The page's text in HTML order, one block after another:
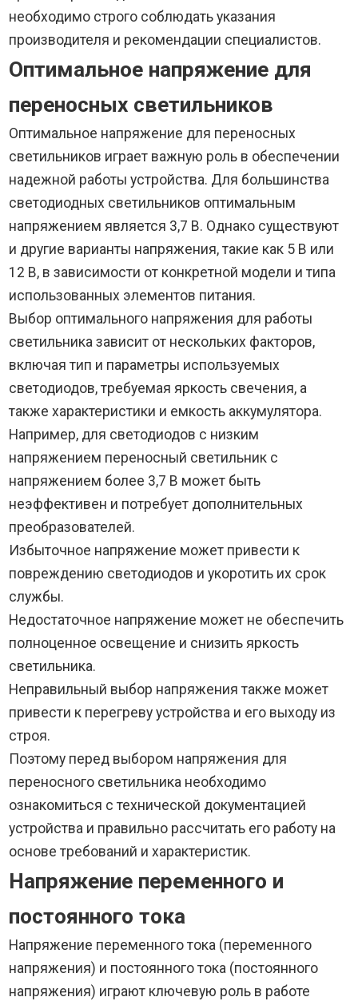
необходимо строго соблюдать указания
производителя и рекомендации специалистов.
Оптимальное напряжение для
переносных светильников
Оптимальное напряжение для переносных
светильников играет важную роль в обеспечении
надежной работы устройства. Для большинства
светодиодных светильников оптимальным
напряжением является 3,7 В. Однако существуют
и другие варианты напряжения, такие как 5 В или
12 В, в зависимости от конкретной модели и типа
использованных элементов питания.
Выбор оптимального напряжения для работы
светильника зависит от нескольких факторов,
включая тип и параметры используемых
светодиодов, требуемая яркость свечения, а
также характеристики и емкость аккумулятора.
Например, для светодиодов с низким
напряжением переносный светильник с
напряжением более 3,7 В может быть
неэффективен и потребует дополнительных
преобразователей.
Избыточное напряжение может привести к
повреждению светодиодов и укоротить их срок
службы.
Недостаточное напряжение может не обеспечить
полноценное освещение и снизить яркость
светильника.
Неправильный выбор напряжения также может
привести к перегреву устройства и его выходу из
строя.
Поэтому перед выбором напряжения для
переносного светильника необходимо
ознакомиться с технической документацией
устройства и правильно рассчитать его работу на
основе требований и характеристик.
Напряжение переменного и
постоянного тока
Напряжение переменного тока (переменного
напряжения) и постоянного тока (постоянного
напряжения) играют ключевую роль в работе